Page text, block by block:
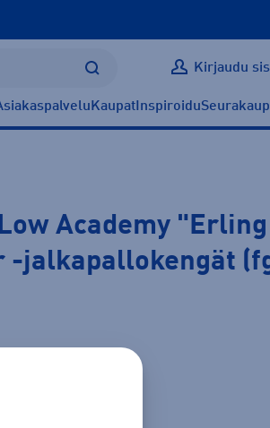
Kirjaudu
Kaupat Inspiroidu
Academy "Erling
-jalkapallokengät